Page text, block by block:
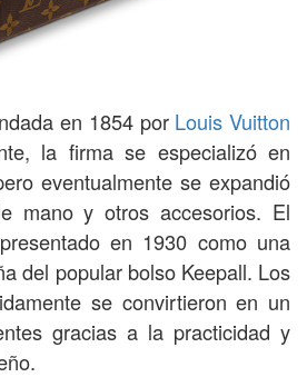
en 1854 por Louis Vuitton
la firma se especializó en
eventualmente se expandió
mano y otros accesorios. El
en 1930 como una
del popular bolso Keepall. Los
se convirtieron en un
gracias a la practicidad y